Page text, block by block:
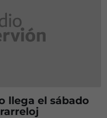
llega el sábado